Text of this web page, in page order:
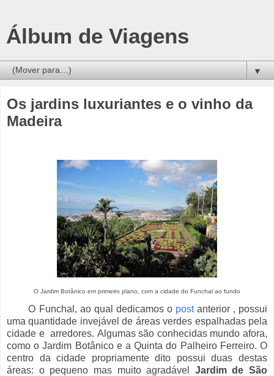
Álbum de Viagens
▼
Os jardins luxuriantes e o vinho da
Madeira
O Jardim Botânico em primeiro plano, com a cidade do Funchal ao fundo
O Funchal, ao qual dedicamos o postanterior , possui
uma quantidade invejável de áreas verdes espalhadas pela
cidade e arredores. Algumas são conhecidas mundo afora,
como o Jardim Botânico e a Quinta do Palheiro Ferreiro. O
centro da cidade propriamente dito possui duas destas
áreas: o pequeno mas muito agradável Jardim de São